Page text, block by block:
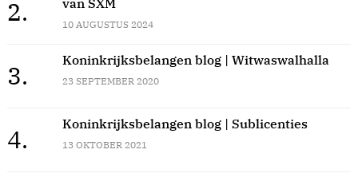
2.
van SXM
10 AUGUSTUS 2024
3.
Koninkrijksbelangen blog | Witwaswalhalla
23 SEPTEMBER 2020
4.
Koninkrijksbelangen blog | Sublicenties
13 OKTOBER 2021